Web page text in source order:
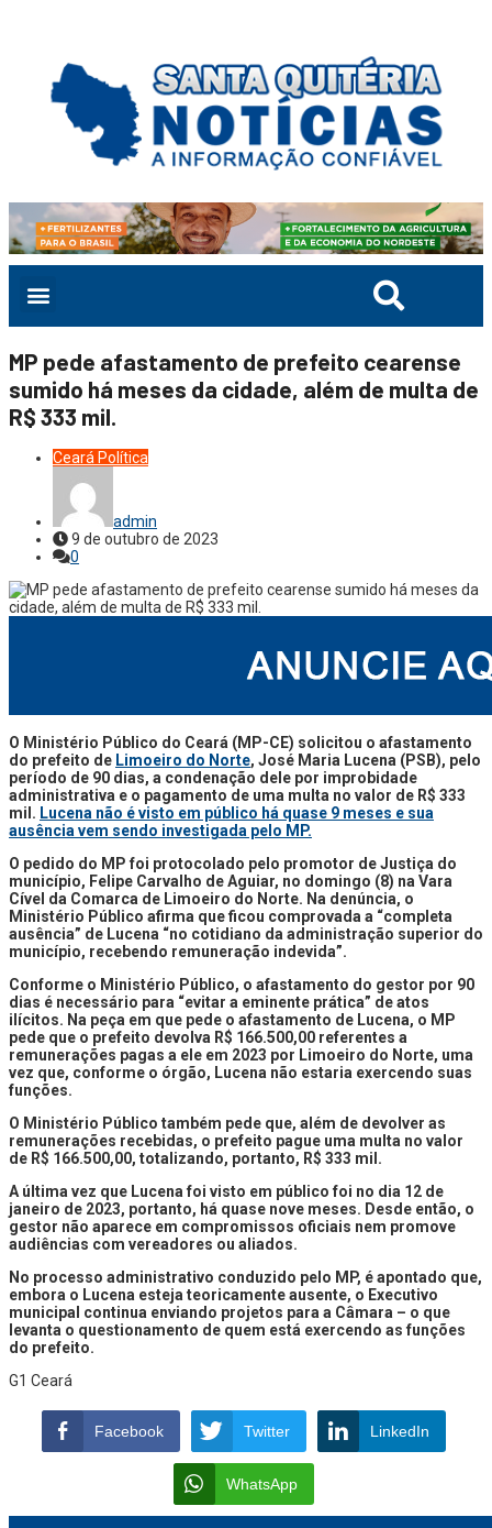
MP pede afastamento de prefeito cearense
sumido há meses da cidade, além de multa de
R$ 333 mil.
Ceará Política
admin
9 de outubro de 2023
0
O Ministério Público do Ceará (MP-CE) solicitou o afastamento
do prefeito de Limoeiro do Norte, José Maria Lucena (PSB), pelo
período de 90 dias, a condenação dele por improbidade
administrativa e o pagamento de uma multa no valor de R$ 333
mil. Lucena não é visto em público há quase 9 meses e sua
ausência vem sendo investigada pelo MP.
O pedido do MP foi protocolado pelo promotor de Justiça do
município, Felipe Carvalho de Aguiar, no domingo (8) na Vara
Cível da Comarca de Limoeiro do Norte. Na denúncia, o
Ministério Público afirma que ficou comprovada a “completa
ausência” de Lucena “no cotidiano da administração superior do
município, recebendo remuneração indevida”.
Conforme o Ministério Público, o afastamento do gestor por 90
dias é necessário para “evitar a eminente prática” de atos
ilícitos. Na peça em que pede o afastamento de Lucena, o MP
pede que o prefeito devolva R$ 166.500,00 referentes a
remunerações pagas a ele em 2023 por Limoeiro do Norte, uma
vez que, conforme o órgão, Lucena não estaria exercendo suas
funções.
O Ministério Público também pede que, além de devolver as
remunerações recebidas, o prefeito pague uma multa no valor
de R$ 166.500,00, totalizando, portanto, R$ 333 mil.
A última vez que Lucena foi visto em público foi no dia 12 de
janeiro de 2023, portanto, há quase nove meses. Desde então, o
gestor não aparece em compromissos oficiais nem promove
audiências com vereadores ou aliados.
No processo administrativo conduzido pelo MP, é apontado que,
embora o Lucena esteja teoricamente ausente, o Executivo
municipal continua enviando projetos para a Câmara – o que
levanta o questionamento de quem está exercendo as funções
do prefeito.
G1 Ceará
Facebook Twitter LinkedIn
WhatsApp